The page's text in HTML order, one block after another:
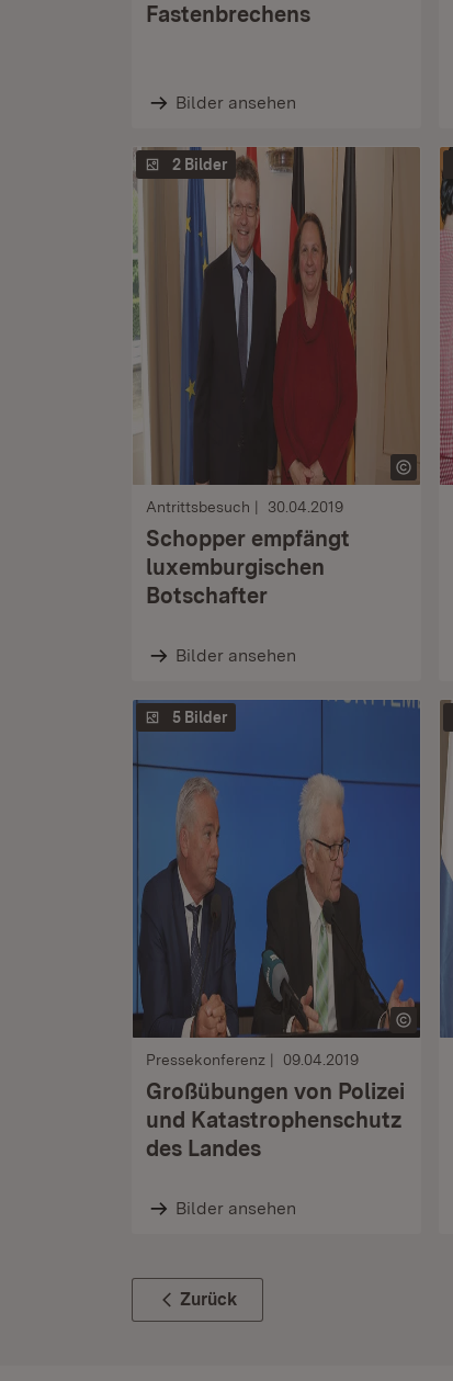
Fastenbrechens
Bilder ansehen
2 Bilder
Antrittsbesuch 30.04.2019
Schopper empfängt
luxemburgischen
Botschafter
Bilder ansehen
5 Bilder
Pressekonferenz 09.04.2019
Großübungen von Polizei
und Katastrophenschutz
des Landes
Bilder ansehen
Zurück